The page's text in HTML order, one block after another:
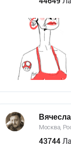
Москва,
43744